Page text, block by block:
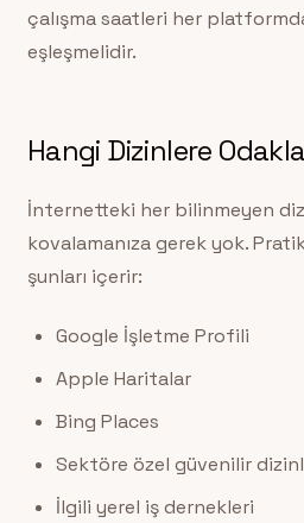
çalışma saatleri her
eşleşmelidir.
Hangi Dizinlere
İnternetteki her bilinmeyen
kovalamanıza gerek yok.
şunları içerir:
Google İşletme Profili
Apple Haritalar
Bing Places
Sektöre özel güvenilir
İlgili yerel iş dernekleri